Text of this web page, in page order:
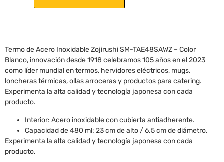
Termo de Acero Inoxidable Zojirushi SM-TAE48SAWZ – Color
Blanco, innovación desde 1918 celebramos 105 años en el 2023
como líder mundial en termos, hervidores eléctricos, mugs,
loncheras térmicas, ollas arroceras y productos para catering.
Experimenta la alta calidad y tecnología japonesa con cada
producto.
Interior: Acero inoxidable con cubierta antiadherente.
Capacidad de 480 ml: 23 cm de alto / 6.5 cm de diámetro.
Experimenta la alta calidad y tecnología japonesa con cada
producto.